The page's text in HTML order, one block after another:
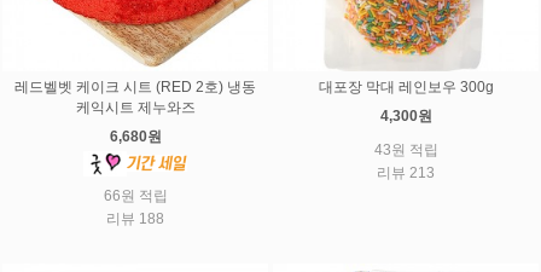
레드벨벳 케이크 시트 (RED 2호) 냉동
케익시트 제누와즈
6,680원
66원 적립
리뷰 188
대포장 막대 레인보우 300g
4,300원
43원 적립
리뷰 213